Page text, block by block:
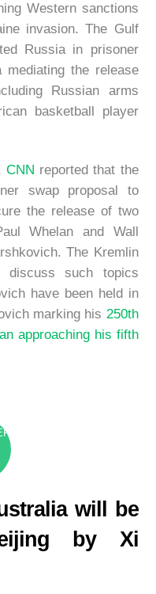
Western sanctions
invasion. The Gulf
Russia in prisoner
mediating the release
Russian arms
basketball player
CNN reported that the
swap proposal to
the release of two
Whelan and Wall
The Kremlin
discuss such topics
have been held in
marking his 250th
approaching his fifth
will be
by Xi